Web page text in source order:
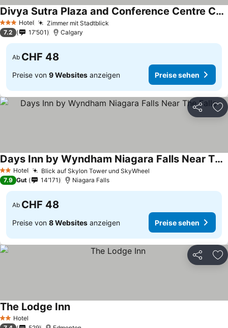
3 SterneHotel Zimmer mit Stadtblick
Divya Sutra Plaza and Conference Centre Calgary Airport
7.2 17’501 Calgary
Ab CHF 48
Preise von 9 Websites anzeigen Preise sehen
Teilen
2 Sterne
Hotel Blick auf Skylon Tower und SkyWheel
Days Inn by Wyndham Niagara Falls Near The Falls
7.9 Gut 14’171 Niagara Falls
Ab CHF 48
Preise von 8 Websites anzeigen Preise sehen
Teilen
2 Sterne
Hotel
The Lodge Inn